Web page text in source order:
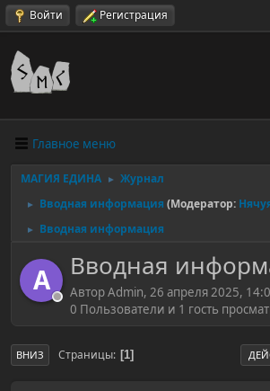
Войти Регистрация
Главное меню
МАГИЯ ЕДИНА ► Журнал
► Вводная информация (Модератор:
► Вводная информация
A Вводная
Автор Admin, 26 апреля 2025,
0 Пользователи и 1 гость
ВНИЗ Страницы 1